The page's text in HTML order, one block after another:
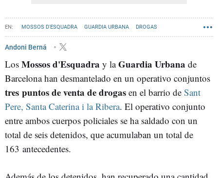
MOSSOS D'ESQUADRA GUARDIA URBANA DROGAS
SANT PERE, SANTA CATERINA I LA RIBERA
Andoni Berná
Los Mossos d'Esquadra y laGuardia Urbana de
Barcelona han desmantelado en un operativo conjuntos
tres puntos de venta de drogas en el barrio de Sant
Pere, Santa Caterina i la Ribera. El operativo conjunto
entre ambos cuerpos policiales se ha saldado con un
total de seis detenidos, que acumulaban un total de
163 antecedentes.